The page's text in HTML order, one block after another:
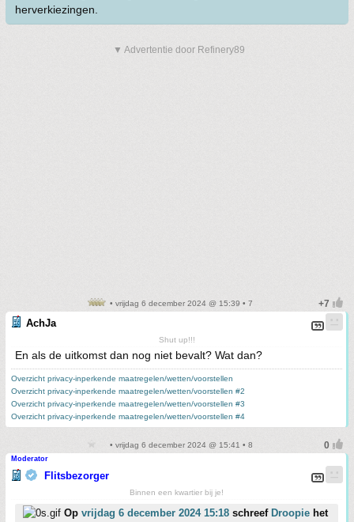
herverkiezingen.
▼ Advertentie door Refinery89
• vrijdag 6 december 2024 @ 15:39 • 7
AchJa
Shut up!!!
En als de uitkomst dan nog niet bevalt? Wat dan?
Overzicht privacy-inperkende maatregelen/wetten/voorstellen
Overzicht privacy-inperkende maatregelen/wetten/voorstellen #2
Overzicht privacy-inperkende maatregelen/wetten/voorstellen #3
Overzicht privacy-inperkende maatregelen/wetten/voorstellen #4
• vrijdag 6 december 2024 @ 15:41 • 8
Moderator
Flitsbezorger
Binnen een kwartier bij je!
Op vrijdag 6 december 2024 15:18 schreef Droopie het